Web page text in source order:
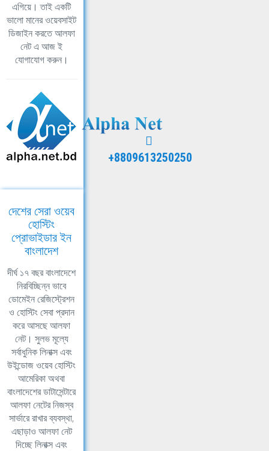
এগিয়ে। তাই একটি
ভালো মানের ওয়েবসাইট
ডিজাইন করতে আলফা
নেট এ আজ ই
যোগাযোগ করুন।
+8809613250250
দেশের সেরা ওয়েব
হোস্টিং
প্রোভাইডার ইন
বাংলাদেশ
দীর্ঘ ১৭ বছর বাংলাদেশে
নিরবিচ্ছিন্ন ভাবে
ডোমেইন রেজিস্ট্রেশন
ও হোস্টিং সেবা প্রদান
করে আসছে আলফা
নেট। সুলভ মূল্যে
সর্বাধুনিক লিনাক্স এবং
উইন্ডোজ ওয়েব হোস্টিং
আমেরিকা অথবা
বাংলাদেশের ডাটাসেন্টারে
আলফা নেটের নিজস্ব
সার্ভারে রাখার ব্যবস্থা,
এছাড়াও আলফা নেট
দিচ্ছে লিনাক্স এবং